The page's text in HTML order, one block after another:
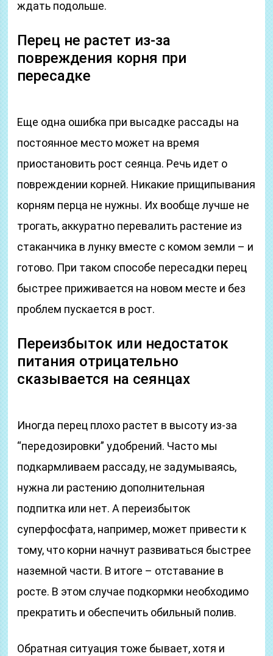
ждать подольше.
Перец не растет из-за
повреждения корня при
пересадке
Еще одна ошибка при высадке рассады на
постоянное место может на время
приостановить рост сеянца. Речь идет о
повреждении корней. Никакие прищипывания
корням перца не нужны. Их вообще лучше не
трогать, аккуратно перевалить растение из
стаканчика в лунку вместе с комом земли – и
готово. При таком способе пересадки перец
быстрее приживается на новом месте и без
проблем пускается в рост.
Переизбыток или недостаток
питания отрицательно
сказывается на сеянцах
Иногда перец плохо растет в высоту из-за
“передозировки” удобрений. Часто мы
подкармливаем рассаду, не задумываясь,
нужна ли растению дополнительная
подпитка или нет. А переизбыток
суперфосфата, например, может привести к
тому, что корни начнут развиваться быстрее
наземной части. В итоге – отставание в
росте. В этом случае подкормки необходимо
прекратить и обеспечить обильный полив.
Обратная ситуация тоже бывает, хотя и